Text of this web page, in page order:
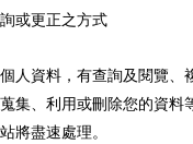
或更正之方式
資料，有查詢及閱覽、
集、利用或刪除您的資料
將盡速處理。